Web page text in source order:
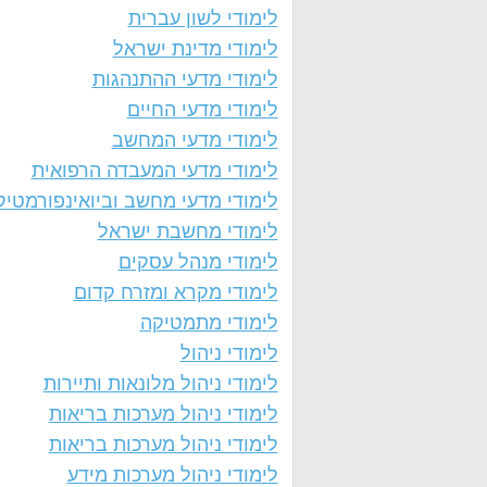
לימודי לשון עברית
לימודי מדינת ישראל
לימודי מדעי ההתנהגות
לימודי מדעי החיים
לימודי מדעי המחשב
לימודי מדעי המעבדה הרפואית
לימודי מדעי מחשב
לימודי מחשבת ישראל
לימודי מנהל עסקים
לימודי מקרא ומזרח קדום
לימודי מתמטיקה
לימודי ניהול
לימודי ניהול מלונאות ותיירות
לימודי ניהול מערכות בריאות
לימודי ניהול מערכות בריאות
לימודי ניהול מערכות מידע